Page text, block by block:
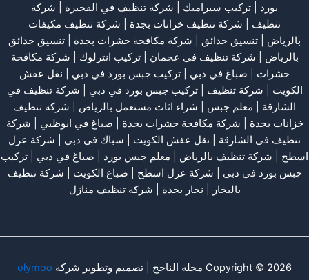
بورد | تركيب سيراميك شركة تنظيف في الفجيرة
شركة
تنظيف
شركة تنظيف خزانات بجدة
شركة تنظيف مكيفات
بالرياض
تنسيق حدائق شركة مكافحة حشرات بجدة
تنسيق حدائق
بالرياض
شركة تنظيف في عجمان | تركيب انترلوك | شركة مكافحة
حشرات
صباغ في دبي تركيب جبس بورد في دبي
نقل عفش
الكويت
شركة تنظيف |تركيب جبس بورد في دبي
شركة تنظيف في
الشارقة
معلم جبس شراء اثاث مستعمل بالرياض
شركه تنظيف
خزانات بجدة
شركة مكافحة حشرات بجدة صباغ في ابوظبي
شركة
تنظيف في الشارقة
نقل عفش الكويت | سباك في دبي | شركة عزل
اسطح
شركة تنظيف بالرياض معلم جبس بورد صباغ في دبي
تركيب
جبس بورد في دبي
شركة عزل اسطح صباغ الكويت
شركة تنظيف
بالبخار
نجار بجدة شركة تنظيف منازل
Copyright © 2026 مجلة الناجح | تصميم وتطوير شركة olymoo